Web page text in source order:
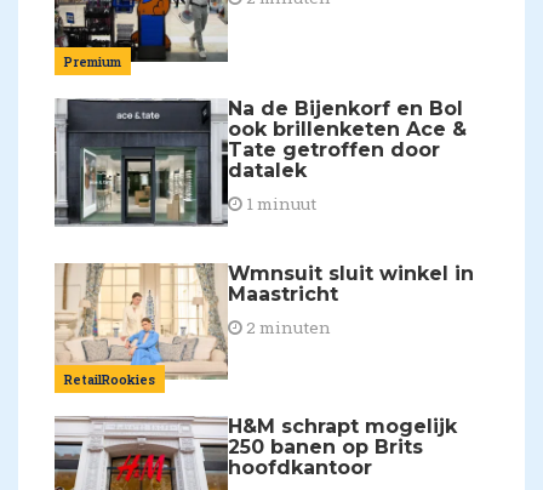
Premium
Na de Bijenkorf en Bol
ook brillenketen Ace &
Tate getroffen door
datalek
1 minuut
RetailRookies
Wmnsuit sluit winkel in
Maastricht
2 minuten
H&M schrapt mogelijk
250 banen op Brits
hoofdkantoor